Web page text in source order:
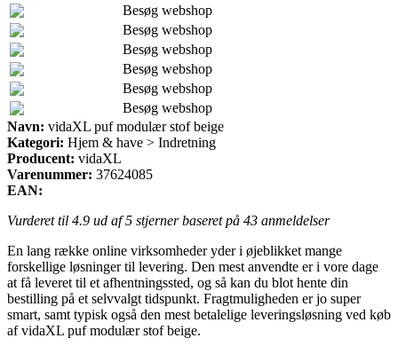
Besøg webshop
Besøg webshop
Besøg webshop
Besøg webshop
Besøg webshop
Besøg webshop
Navn: vidaXL puf modulær stof beige
Kategori: Hjem & have > Indretning
Producent: vidaXL
Varenummer: 37624085
EAN:
Vurderet til 4.9 ud af 5 stjerner baseret på 43 anmeldelser
En lang række online virksomheder yder i øjeblikket mange
forskellige løsninger til levering. Den mest anvendte er i vore dage
at få leveret til et afhentningssted, og så kan du blot hente din
bestilling på et selvvalgt tidspunkt. Fragtmuligheden er jo super
smart, samt typisk også den mest betalelige leveringsløsning ved køb
af vidaXL puf modulær stof beige.